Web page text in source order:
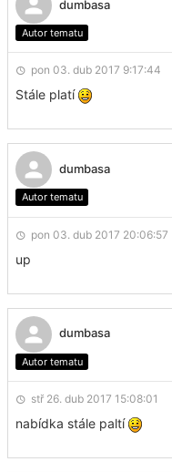
dumbasa
Autor tematu
pon 03. dub 2017 9:17:44
Stále platí
dumbasa
Autor tematu
pon 03. dub 2017 20:06:57
up
dumbasa
Autor tematu
stř 26. dub 2017 15:08:01
nabídka stále paltí